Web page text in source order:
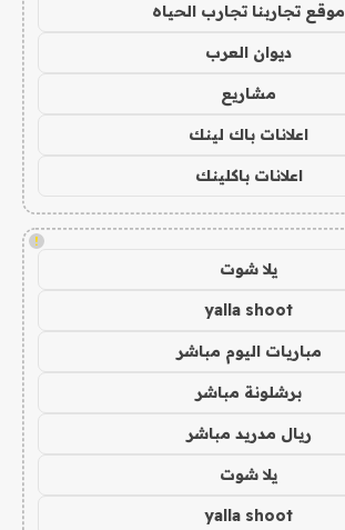
موقع تجاربنا تجارب الحياه
ديوان العرب
مشاريع
اعلانات باك لينك
اعلانات باكلينك
!
يلا شوت
yalla shoot
مباريات اليوم مباشر
برشلونة مباشر
ريال مدريد مباشر
يلا شوت
yalla shoot